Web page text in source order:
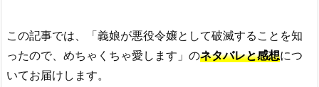
この記事では、「義娘が悪役令嬢として破滅することを知
ったので、めちゃくちゃ愛します」のネタバレと感想につ
いてお届けします。